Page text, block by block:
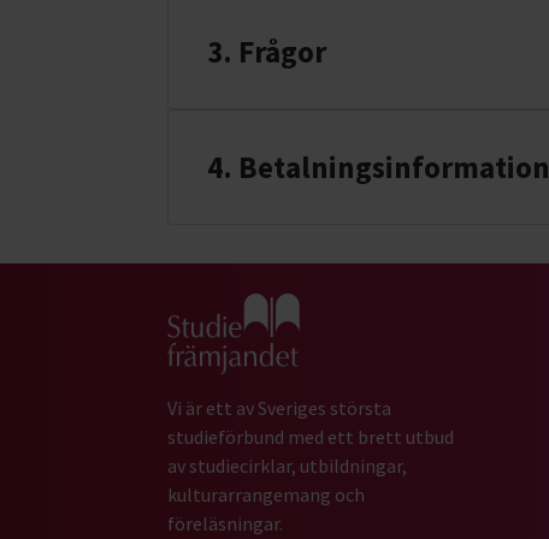
3. Frågor
4. Betalningsinformation
Gå till studiefrämjandets startsida
Vi är ett av Sveriges största
studieförbund med ett brett utbud
av studiecirklar, utbildningar,
kulturarrangemang och
föreläsningar.